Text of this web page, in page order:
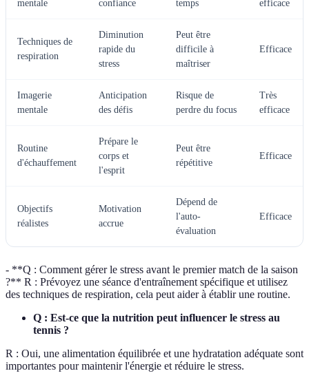
mentale
confiance
temps
efficace
Techniques de
respiration
Diminution
rapide du
stress
Peut être
difficile à
maîtriser
Efficace
Imagerie
mentale
Anticipation
des défis
Risque de
perdre du focus
Très
efficace
Routine
d'échauffement
Prépare le
corps et
l'esprit
Peut être
répétitive
Efficace
Objectifs
réalistes
Motivation
accrue
Dépend de
l'auto-
évaluation
Efficace
- **Q : Comment gérer le stress avant le premier match de la saison
?** R : Prévoyez une séance d'entraînement spécifique et utilisez
des techniques de respiration, cela peut aider à établir une routine.
Q : Est-ce que la nutrition peut influencer le stress au
tennis ?
R : Oui, une alimentation équilibrée et une hydratation adéquate sont
importantes pour maintenir l'énergie et réduire le stress.